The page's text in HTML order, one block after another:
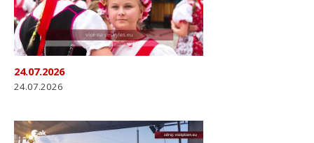
24.07.2026
24.07.2026